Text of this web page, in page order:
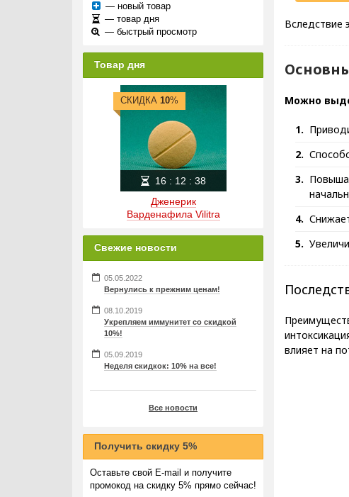
Вследствие
Можно
влияет на
— новый товар
— товар дня
— быстрый просмотр
Товар дня
Дженерик
Варденафила Vilitra
СКИДКА 10%
16: 12 : 37
Свежие новости
05.05.2022
Вернулись к прежним ценам!
08.10.2019
Укрепляем иммунитет со скидкой
10%!
05.09.2019
Неделя скидкок: 10% на все!
Все новости
Получить скидку 5%
Оставьте свой E-mail и получите
промокод на скидку 5% прямо сейчас!